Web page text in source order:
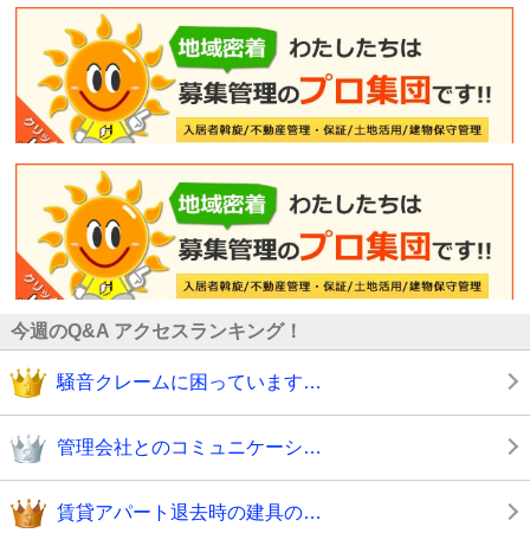
今週のQ&A アクセスランキング！
騒音クレームに困っています…
管理会社とのコミュニケーシ…
賃貸アパート退去時の建具の…